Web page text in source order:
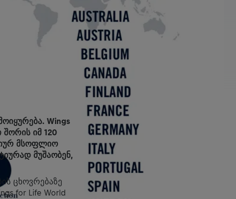
Wings
იმ 120
მსოფლიო
მუშაობენ,
ცხოვრებაზე
for Life World